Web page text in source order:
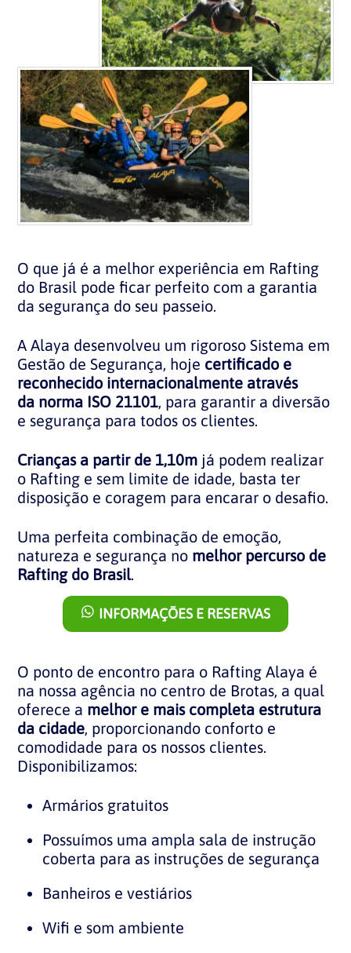
O que já é a melhor experiência em Rafting
do Brasil pode ficar perfeito com a garantia
da segurança do seu passeio.
A Alaya desenvolveu um rigoroso Sistema em
Gestão de Segurança, hoje certificado e
reconhecido internacionalmente através
da norma ISO 21101, para garantir a diversão
e segurança para todos os clientes.
Crianças a partir de 1,10m já podem realizar
o Rafting e sem limite de idade, basta ter
disposição e coragem para encarar o desafio.
Uma perfeita combinação de emoção,
natureza e segurança no melhor percurso de
Rafting do Brasil.
INFORMAÇÕES E RESERVAS
O ponto de encontro para o Rafting Alaya é
na nossa agência no centro de Brotas, a qual
oferece a melhor e mais completa estrutura
da cidade, proporcionando conforto e
comodidade para os nossos clientes.
Disponibilizamos:
Armários gratuitos
Possuímos uma ampla sala de instrução
coberta para as instruções de segurança
Banheiros e vestiários
Wifi e som ambiente